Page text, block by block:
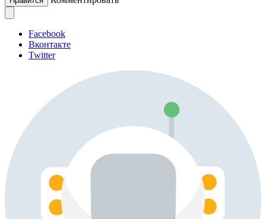
Facebook
Вконтакте
Twitter